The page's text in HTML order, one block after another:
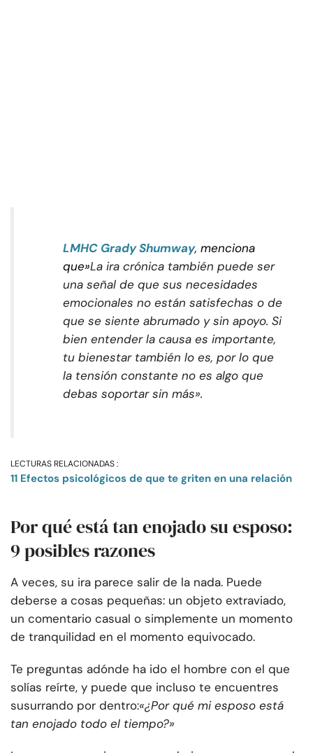
LMHC Grady Shumway, menciona
que»La ira crónica también puede ser
una señal de que sus necesidades
emocionales no están satisfechas o de
que se siente abrumado y sin apoyo. Si
bien entender la causa es importante,
tu bienestar también lo es, por lo que
la tensión constante no es algo que
debas soportar sin más».
LECTURAS RELACIONADAS :
11 Efectos psicológicos de que te griten en una relación
Por qué está tan enojado su esposo:
9 posibles razones
A veces, su ira parece salir de la nada. Puede
deberse a cosas pequeñas: un objeto extraviado,
un comentario casual o simplemente un momento
de tranquilidad en el momento equivocado.
Te preguntas adónde ha ido el hombre con el que
solías reírte, y puede que incluso te encuentres
susurrando por dentro:«¿Por qué mi esposo está
tan enojado todo el tiempo?»